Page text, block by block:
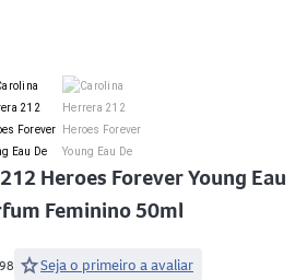
Heroes Forever Young Eau
Feminino 50ml
starSeja o primeiro a avaliar